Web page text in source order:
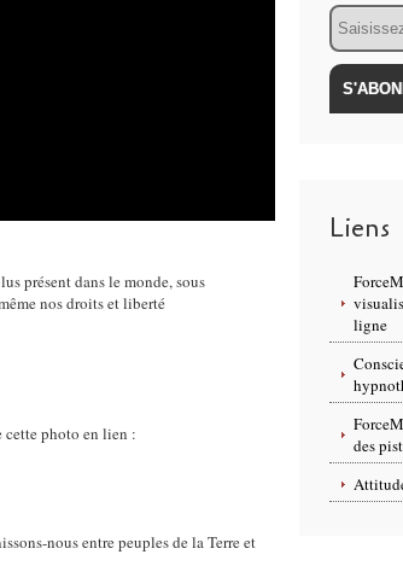
présent dans le monde, sous
nos droits et liberté
cette photo en lien :
nous entre peuples de la Terre et
Email
Liens
ligne
des